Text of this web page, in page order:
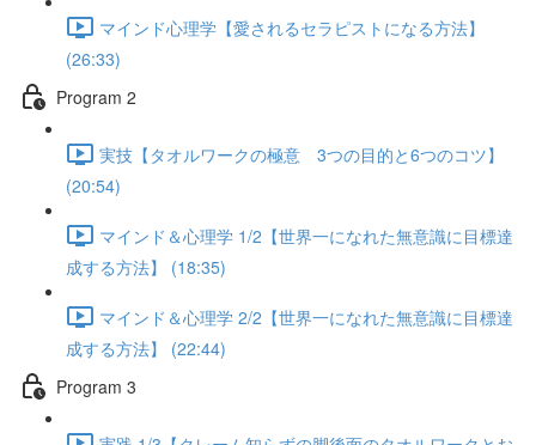
マインド心理学【愛されるセラピストになる方法】
(26:33)
Program 2
実技【タオルワークの極意 3つの目的と6つのコツ】
(20:54)
マインド＆心理学 1/2【世界一になれた無意識に目標達
成する方法】 (18:35)
マインド＆心理学 2/2【世界一になれた無意識に目標達
成する方法】 (22:44)
Program 3